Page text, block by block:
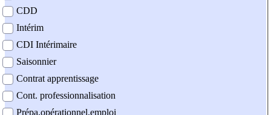
CDD
Intérim
CDI Intérimaire
Saisonnier
Contrat apprentissage
Cont. professionnalisation
Prépa.opérationnel.emploi